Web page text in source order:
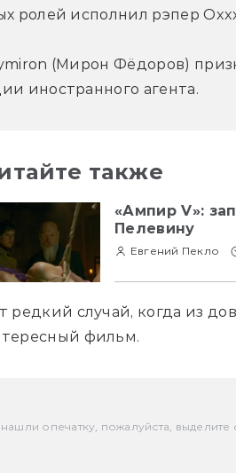
ролей исполнил рэпер
(Мирон Фёдоров)
иностранного агента.
также
«Ампир V»:
Пелевину
Евгений Пекло
редкий случай, когда из
фильм.
опечатку, пожалуйста,